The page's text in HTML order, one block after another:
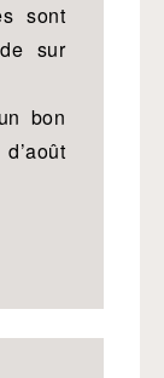
sont
sur
bon